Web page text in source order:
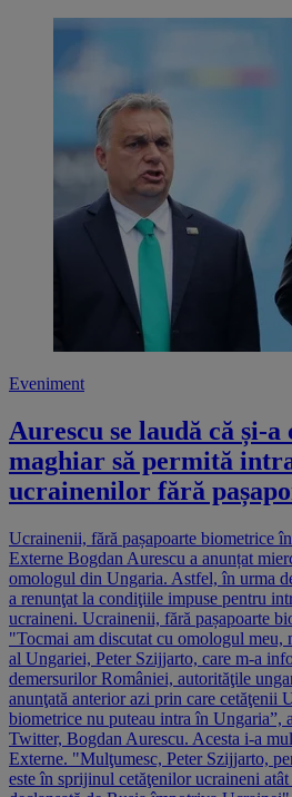
Eveniment
Aurescu se laudă că și-
maghiar să permită
ucrainenilor fără
Ucrainenii, fără pașapoarte biometrice
Externe Bogdan Aurescu a anunțat
omologul din Ungaria. Astfel, în urma
a renunţat la condiţiile impuse pentru
ucraineni. Ucrainenii, fără pașapoarte
"Tocmai am discutat cu omologul meu,
al Ungariei, Peter Szijjarto, care m-a
demersurilor României, autorităţile
anunţată anterior azi prin care cetăţenii
biometrice nu puteau intra în Ungaria”,
Twitter, Bogdan Aurescu. Acesta i-a
Externe. "Mulţumesc, Peter Szijjarto,
este în sprijinul cetăţenilor ucraineni atât